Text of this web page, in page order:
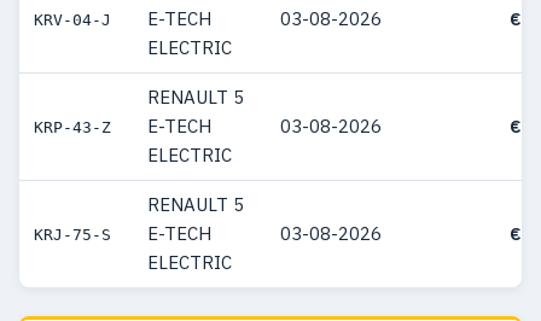
KRV-04-J
E-TECH
ELECTRIC
03-08-2026 €
KRP-43-Z
RENAULT 5
E-TECH
ELECTRIC
03-08-2026 €
KRJ-75-S
RENAULT 5
E-TECH
ELECTRIC
03-08-2026 €